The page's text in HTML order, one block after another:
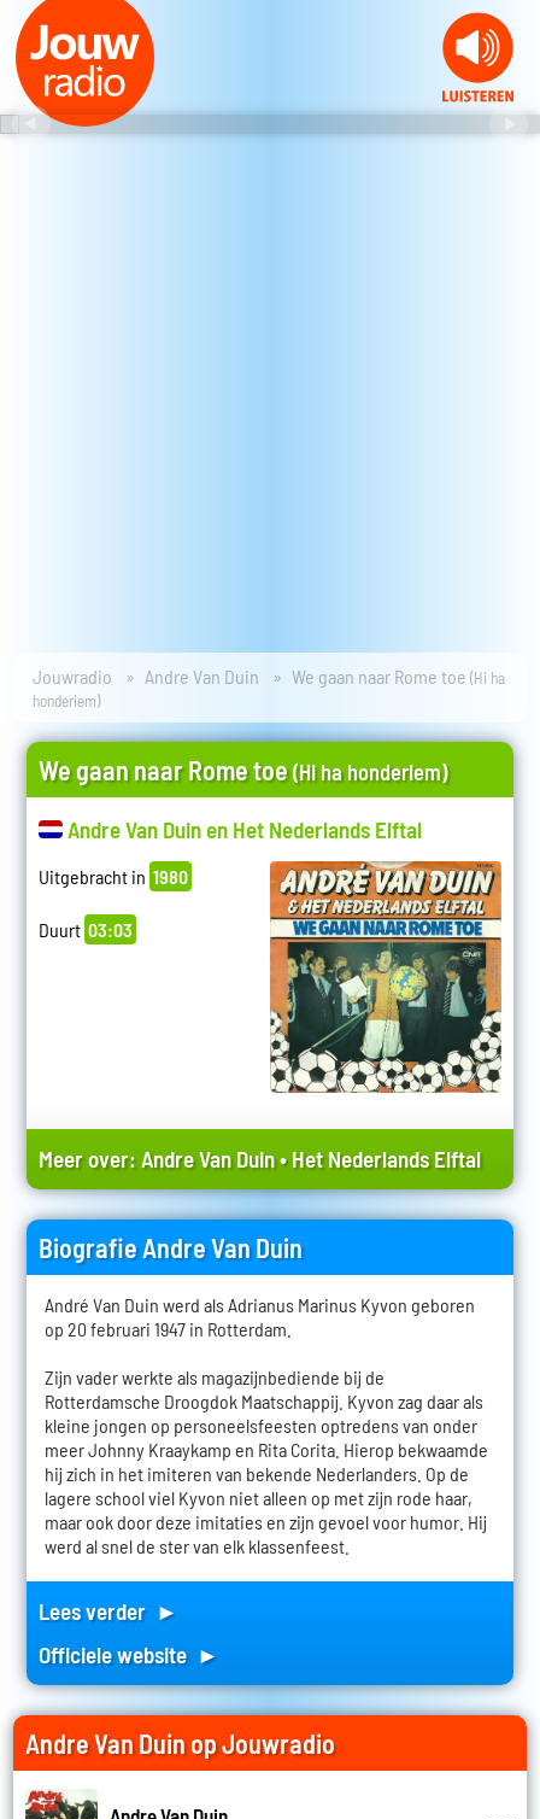
Jouwradio Andre Van Duin We gaan naar Rome toe(Hi ha
honderiem)
We gaan naar Rome toe(Hi ha honderiem)
Andre Van Duin en Het Nederlands Elftal
Uitgebracht in 1980
Duurt 03:03
Meer over:Andre Van Duin•Het Nederlands Elftal
Biografie Andre Van Duin
André Van Duin werd als Adrianus Marinus Kyvon geboren
op 20 februari 1947 in Rotterdam.
Zijn vader werkte als magazijnbediende bij de
Rotterdamsche Droogdok Maatschappij. Kyvon zag daar als
kleine jongen op personeelsfeesten optredens van onder
meer Johnny Kraaykamp en Rita Corita. Hierop bekwaamde
hij zich in het imiteren van bekende Nederlanders. Op de
lagere school viel Kyvon niet alleen op met zijn rode haar,
maar ook door deze imitaties en zijn gevoel voor humor. Hij
werd al snel de ster van elk klassenfeest.
Lees verder ►
Officiele website ►
Andre Van Duin op Jouwradio